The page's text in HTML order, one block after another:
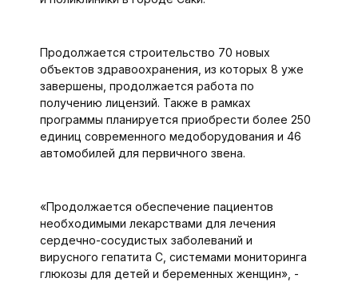
Продолжается строительство 70 новых
объектов здравоохранения, из которых 8 уже
завершены, продолжается работа по
получению лицензий. Также в рамках
программы планируется приобрести более 250
единиц современного медоборудования и 46
автомобилей для первичного звена.
«Продолжается обеспечение пациентов
необходимыми лекарствами для лечения
сердечно-сосудистых заболеваний и
вирусного гепатита С, системами мониторинга
глюкозы для детей и беременных женщин», -